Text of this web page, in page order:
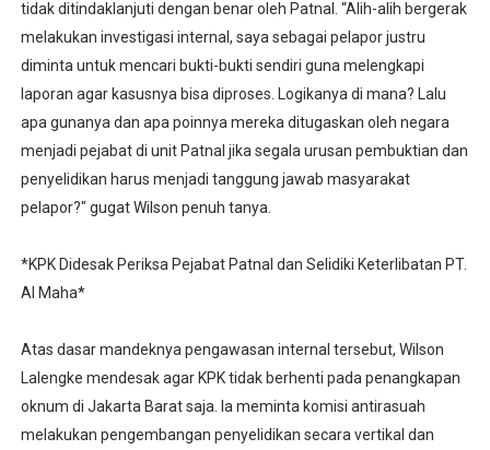
tidak ditindaklanjuti dengan benar oleh Patnal. “Alih-alih bergerak
melakukan investigasi internal, saya sebagai pelapor justru
diminta untuk mencari bukti-bukti sendiri guna melengkapi
laporan agar kasusnya bisa diproses. Logikanya di mana? Lalu
apa gunanya dan apa poinnya mereka ditugaskan oleh negara
menjadi pejabat di unit Patnal jika segala urusan pembuktian dan
penyelidikan harus menjadi tanggung jawab masyarakat
pelapor?" gugat Wilson penuh tanya.
*KPK Didesak Periksa Pejabat Patnal dan Selidiki Keterlibatan PT.
Al Maha*
Atas dasar mandeknya pengawasan internal tersebut, Wilson
Lalengke mendesak agar KPK tidak berhenti pada penangkapan
oknum di Jakarta Barat saja. Ia meminta komisi antirasuah
melakukan pengembangan penyelidikan secara vertikal dan